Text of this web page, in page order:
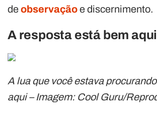
deobservaçãoe discernimento.
A resposta está bem aqui
A lua que você estava
aqui – Imagem: Cool Guru/